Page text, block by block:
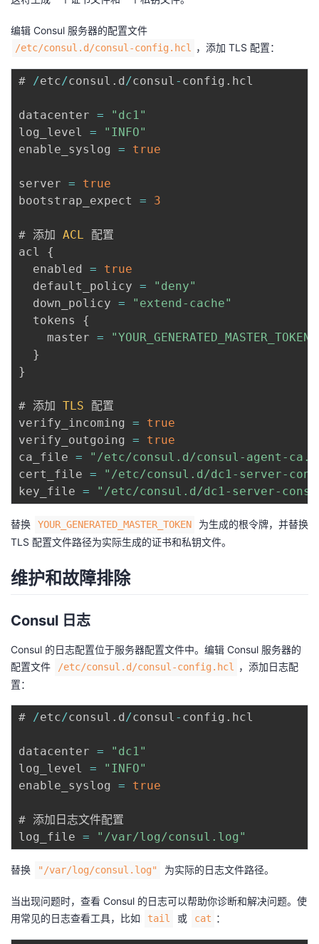
编辑 Consul 服务器的配置文件
/etc/consul.d/consul-config.hcl ，添加 TLS 配置：
# /etc/consul . d/consul - config . hcl
datacenter =
"dc1"
log_level =
"INFO"
enable_syslog = true
server =
true
bootstrap_expect = 3
# 添加 ACL 配置
acl {
  enabled
=
true
  default_policy
=
"deny"
  down_policy
=
"extend-cache"
  tokens
{
    master
=
"YOUR_GENERATED_MASTER_TOKEN"
}
}
# 添加 TLS 配置
verify_incoming =
true
verify_outgoing =
true
ca_file =
"/etc/consul.d/consul-agent-
cert_file =
"/etc/consul.d/dc1-server-
key_file = "/etc/consul.d/dc1-server-
替换 YOUR_GENERATED_MASTER_TOKEN
为生成的根令牌，并替换
TLS 配置文件路径为实际生成的证书和私钥文件。
维护和故障排除
Consul 日志
Consul 的日志配置位于服务器配置文件中。编辑 Consul 服务器的
配置文件
/etc/consul.d/consul-config.hcl ，添加日志配
置：
# /etc/consul . d /consul - config . hcl
datacenter =
"dc1"
log_level =
"INFO"
enable_syslog = true
# 添加日志文件配置
log_file = "/var/log/consul.log"
替换 "/var/log/consul.log" 为实际的日志文件路径。
当出现问题时，查看 Consul 的日志可以帮助你诊断和解决问题。使
用常见的日志查看工具，比如
tail 或 cat ：